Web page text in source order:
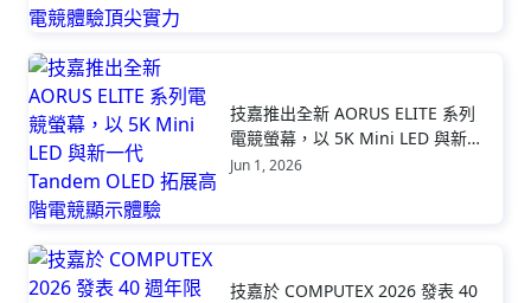
技嘉推出全新 AORUS ELITE 系列
電競螢幕，以 5K Mini LED 與新一
代 Tandem OLED 拓展高階電競顯
Jun 1, 2026
技嘉於 COMPUTEX 2026 發表 40